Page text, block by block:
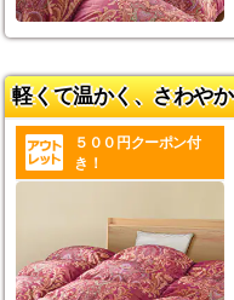
軽くて温かく、さわや
５００円クーポン付
き！